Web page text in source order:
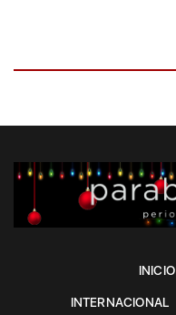
INICIO
INTERNACIONAL